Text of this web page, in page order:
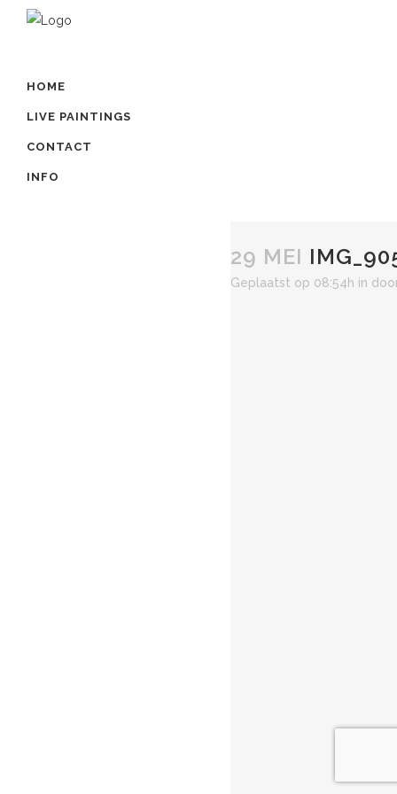
HOME
LIVE PAINTINGS
CONTACT
INFO
29 MEI
Geplaatst op 08:54h in